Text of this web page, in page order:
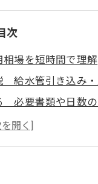
次
場を短時間で理解
給水管引き込み
必要書類や日数
規制、近隣対応ま
せはこちら
せはこちら